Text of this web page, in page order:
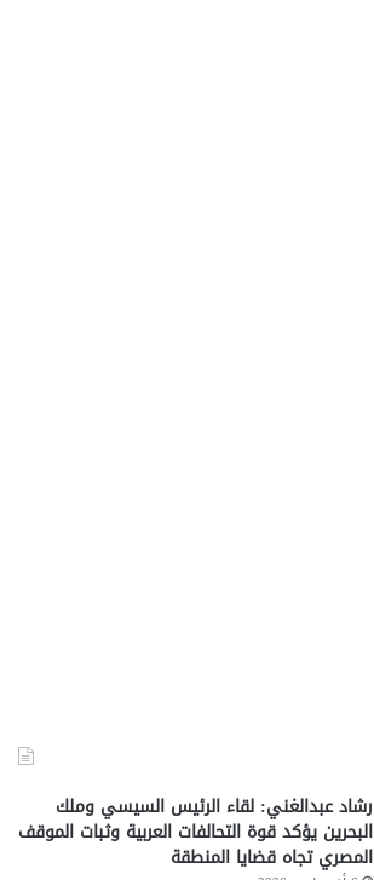
رشاد عبدالغني: لقاء الرئيس السيسي وملك
البحرين يؤكد قوة التحالفات العربية وثبات الموقف
المصري تجاه قضايا المنطقة